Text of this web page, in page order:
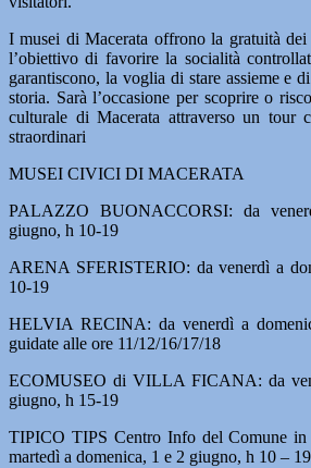
I musei di Macerata offrono la gratuità
l’obiettivo di favorire la socialità
garantiscono, la voglia di stare assieme e
storia. Sarà l’occasione per scoprire o
culturale di Macerata attraverso un tour
straordinari
MUSEI CIVICI DI MACERATA
PALAZZO BUONACCORSI: da
giugno, h 10-19
ARENA SFERISTERIO: da venerdì a
10-19
HELVIA RECINA: da venerdì a
guidate alle ore 11/12/16/17/18
ECOMUSEO di VILLA FICANA: da
giugno, h 15-19
TIPICO TIPS Centro Info del Comune in
martedì a domenica, 1 e 2 giugno, h 10 – 19